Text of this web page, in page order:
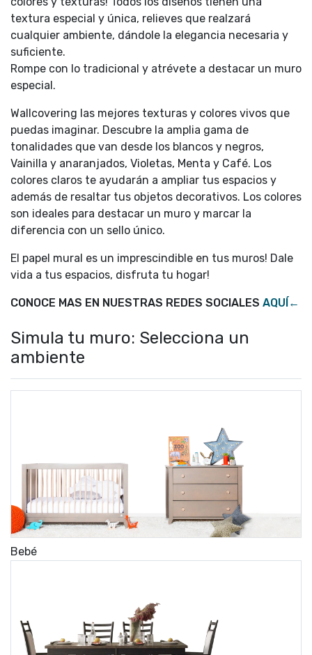
textura especial y única, relieves que realzará
cualquier ambiente, dándole la elegancia necesaria y
suficiente.
Rompe con lo tradicional y atrévete a destacar un muro
especial.
Wallcovering las mejores texturas y colores vivos que
puedas imaginar. Descubre la amplia gama de
tonalidades que van desde los blancos y negros,
Vainilla y anaranjados, Violetas, Menta y Café. Los
colores claros te ayudarán a ampliar tus espacios y
además de resaltar tus objetos decorativos. Los colores
son ideales para destacar un muro y marcar la
diferencia con un sello único.
El papel mural es un imprescindible en tus muros! Dale
vida a tus espacios, disfruta tu hogar!
CONOCE MAS EN NUESTRAS REDES SOCIALES AQUÍ←
Simula tu muro: Selecciona un
ambiente
Bebé